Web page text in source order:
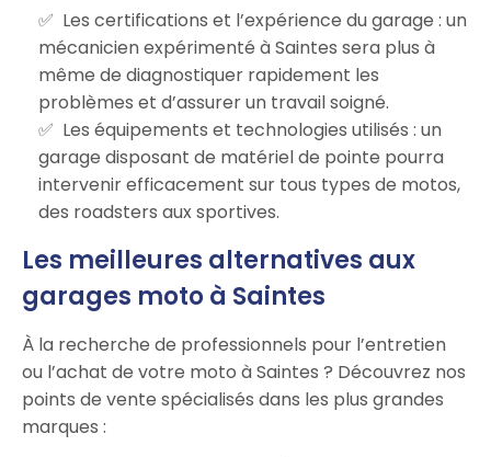
Les certifications et l’expérience du garage : un
mécanicien expérimenté à Saintes sera plus à
même de diagnostiquer rapidement les
problèmes et d’assurer un travail soigné.
Les équipements et technologies utilisés : un
garage disposant de matériel de pointe pourra
intervenir efficacement sur tous types de motos,
des roadsters aux sportives.
Les meilleures alternatives aux
garages moto à Saintes
À la recherche de professionnels pour l’entretien
ou l’achat de votre moto à Saintes ? Découvrez nos
points de vente spécialisés dans les plus grandes
marques :